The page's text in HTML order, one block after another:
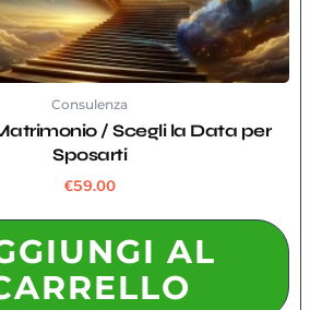
Consulenza
/ Scegli la Data per
Sposarti
€59.00
AL